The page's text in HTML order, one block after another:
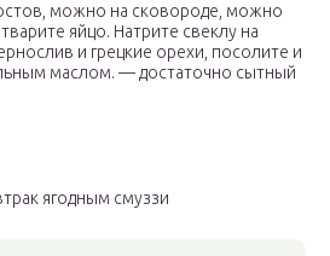
можно на сковороде, можно
яйцо. Натрите свеклу на
и грецкие орехи, посолите и
маслом. — достаточно сытный
ягодным смуззи